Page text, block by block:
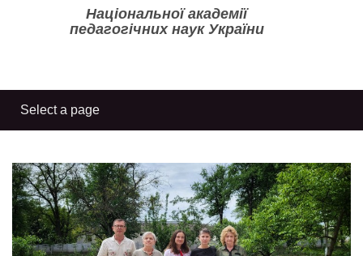
Національної академії
педагогічних наук України